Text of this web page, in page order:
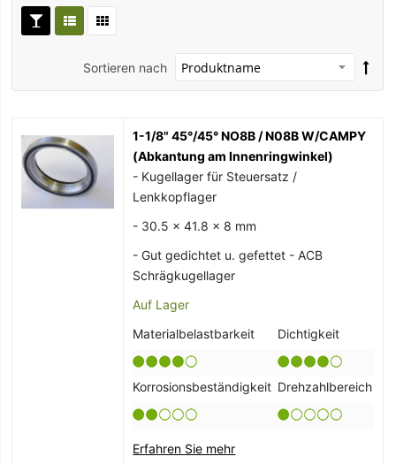
Sortieren nach
1-1/8" 45°/45° NO8B / N08B W/CAMPY
(Abkantung am Innenringwinkel)
- Kugellager für Steuersatz /
Lenkkopflager
- 30.5 x 41.8 x 8 mm
- Gut gedichtet u. gefettet - ACB
Schrägkugellager
Auf Lager
Materialbelastbarkeit
Dichtigkeit
Korrosionsbeständigkeit Drehzahlbereich
Erfahren Sie mehr